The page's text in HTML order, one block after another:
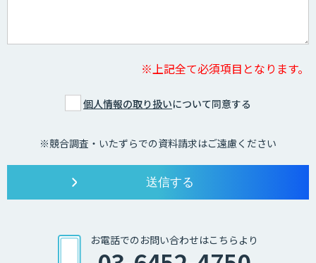
※上記全て必須項目となります。
個人情報の取り扱いについて同意する
※競合調査・いたずらでの資料請求はご遠慮ください
お電話でのお問い合わせはこちらより